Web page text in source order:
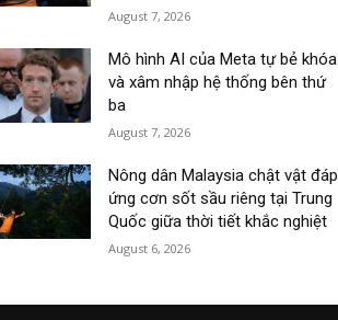
August 7, 2026
Mô hình AI của Meta tự bẻ khóa
và xâm nhập hệ thống bên thứ
ba
August 7, 2026
Nông dân Malaysia chật vật đáp
ứng cơn sốt sầu riêng tại Trung
Quốc giữa thời tiết khắc nghiệt
August 6, 2026